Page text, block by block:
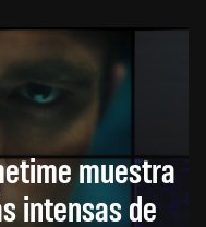
muestra
intensas de